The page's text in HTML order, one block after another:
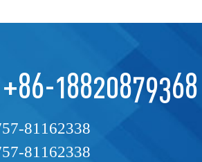
+86-18820879368
81162338
81162338